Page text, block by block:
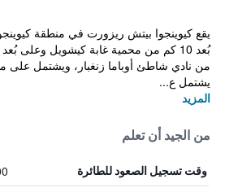
يقع كيوينجوا بيتش ريزورت في منطقة
من نادي شاطئ أوباما زنغبار، ويشتمل
يشتمل ع...
المزيد
من الجيد أن تعلم
وقت تسجيل الصعود للطائرة